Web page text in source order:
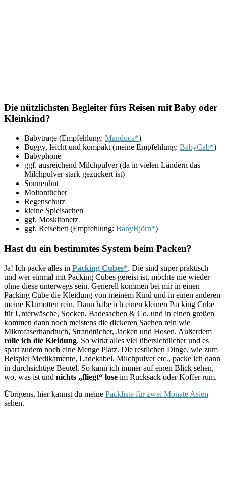
Die nützlichsten Begleiter fürs Reisen mit Baby oder
Kleinkind?
Babytrage (Empfehlung: Manduca*)
Buggy, leicht und kompakt (meine Empfehlung: BabyCab*)
Babyphone
ggf. ausreichend Milchpulver (da in vielen Ländern das
Milchpulver stark gezuckert ist)
Sonnenhut
Moltontücher
Regenschutz
kleine Spielsachen
ggf. Moskitonetz
ggf. Reisebett (Empfehlung: BabyBjörn*)
Hast du ein bestimmtes System beim Packen?
Ja! Ich packe alles in Packing Cubes*. Die sind super praktisch –
und wer einmal mit Packing Cubes gereist ist, möchte nie wieder
ohne diese unterwegs sein. Generell kommen bei mir in einen
Packing Cube die Kleidung von meinem Kind und in einen anderen
meine Klamotten rein. Dann habe ich einen kleinen Packing Cube
für Unterwäsche, Socken, Badesachen & Co. und in einen großen
kommen dann noch meistens die dickeren Sachen rein wie
Mikrofaserhandtuch, Strandtücher, Jacken und Hosen. Außerdem
rolle ich die Kleidung. So wirkt alles viel übersichtlicher und es
spart zudem noch eine Menge Platz. Die restlichen Dinge, wie zum
Beispiel Medikamente, Ladekabel, Milchpulver etc., packe ich dann
in durchsichtige Beutel. So kann ich immer auf einen Blick sehen,
wo, was ist und nichts „fliegt“ lose im Rucksack oder Koffer rum.
Übrigens, hier kannst du meine Packliste für zwei Monate Asien
sehen.